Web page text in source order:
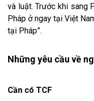
và luật. Trước khi sang
Pháp ở ngay tại Việt
tại Pháp”.
Những yêu cầu về
Cần có TCF